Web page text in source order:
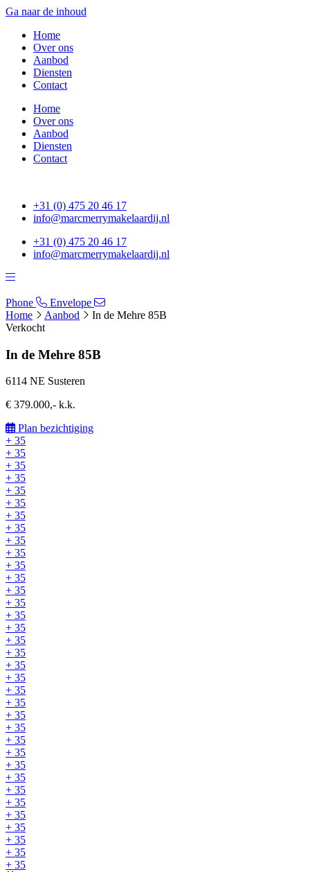
Ga naar de inhoud
Home
Over ons
Aanbod
Diensten
Contact
Home
Over ons
Aanbod
Diensten
Contact
+31 (0) 475 20 46 17
info@marcmerrymakelaardij.nl
+31 (0) 475 20 46 17
info@marcmerrymakelaardij.nl
Phone
Envelope
Home
Aanbod
In de Mehre 85B
Verkocht
In de Mehre 85B
6114 NE Susteren
€ 379.000,- k.k.
Plan bezichtiging
+ 35
+ 35
+ 35
+ 35
+ 35
+ 35
+ 35
+ 35
+ 35
+ 35
+ 35
+ 35
+ 35
+ 35
+ 35
+ 35
+ 35
+ 35
+ 35
+ 35
+ 35
+ 35
+ 35
+ 35
+ 35
+ 35
+ 35
+ 35
+ 35
+ 35
+ 35
+ 35
+ 35
+ 35
+ 35